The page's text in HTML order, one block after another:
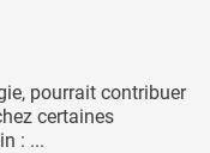
pourrait contribuer
certaines
: ...